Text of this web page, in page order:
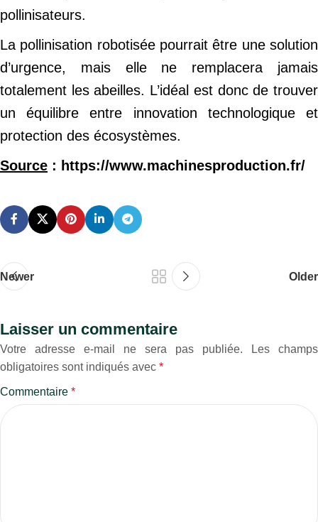
pollinisateurs.
La pollinisation robotisée pourrait être une solution
d’urgence, mais elle ne remplacera jamais
totalement les abeilles. L’idéal est donc de trouver
un équilibre entre innovation technologique et
protection des écosystèmes.
Source : https://www.machinesproduction.fr/
Newer Older
Laisser un commentaire
Votre adresse e-mail ne sera pas publiée.
Les champs
obligatoires sont indiqués avec *
Commentaire *